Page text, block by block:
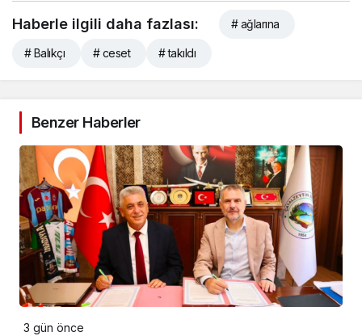
Haberle ilgili daha fazlası: # ağlarına
# Balıkçı # ceset # takıldı
Benzer Haberler
3 gün önce